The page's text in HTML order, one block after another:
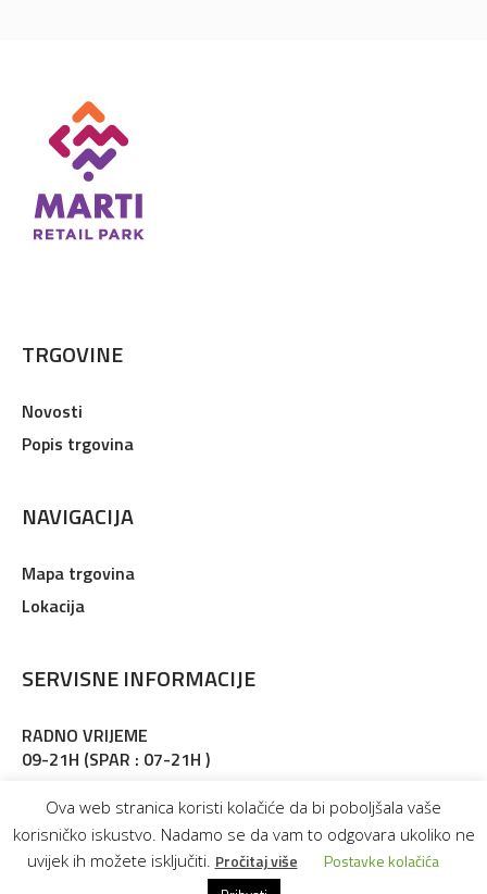
TRGOVINE
Novosti
Popis trgovina
NAVIGACIJA
Mapa trgovina
Lokacija
SERVISNE INFORMACIJE
RADNO VRIJEME
09-21H (SPAR : 07-21H )
Ova web stranica koristi kolačiće da bi poboljšala vaše
korisničko iskustvo. Nadamo se da vam to odgovara ukoliko ne
uvijek ih možete isključiti. Pročitaj više Postavke kolačića